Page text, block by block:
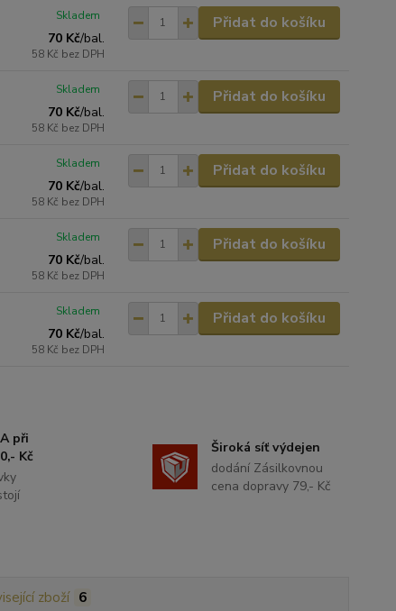
70 Kč/bal.
58 Kč bez DPH
Skladem Přidat do košíku
70 Kč/bal.
58 Kč bez DPH
Skladem Přidat do košíku
70 Kč/bal.
58 Kč bez DPH
Skladem Přidat do košíku
70 Kč/bal.
58 Kč bez DPH
Skladem Přidat do košíku
70 Kč/bal.
58 Kč bez DPH
Skladem Přidat do košíku
při
Kč
Široká síť výdejen
dodání Zásilkovnou
cena dopravy 79,- Kč
zboží 6